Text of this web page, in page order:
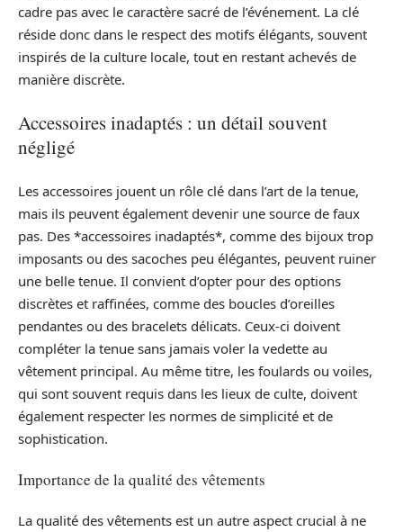
cadre pas avec le caractère sacré de l’événement. La clé
réside donc dans le respect des motifs élégants, souvent
inspirés de la culture locale, tout en restant achevés de
manière discrète.
Accessoires inadaptés : un détail souvent
négligé
Les accessoires jouent un rôle clé dans l’art de la tenue,
mais ils peuvent également devenir une source de faux
pas. Des *accessoires inadaptés*, comme des bijoux trop
imposants ou des sacoches peu élégantes, peuvent ruiner
une belle tenue. Il convient d’opter pour des options
discrètes et raffinées, comme des boucles d’oreilles
pendantes ou des bracelets délicats. Ceux-ci doivent
compléter la tenue sans jamais voler la vedette au
vêtement principal. Au même titre, les foulards ou voiles,
qui sont souvent requis dans les lieux de culte, doivent
également respecter les normes de simplicité et de
sophistication.
Importance de la qualité des vêtements
La qualité des vêtements est un autre aspect crucial à ne